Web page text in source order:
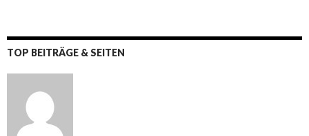
TOP BEITRÄGE & SEITEN